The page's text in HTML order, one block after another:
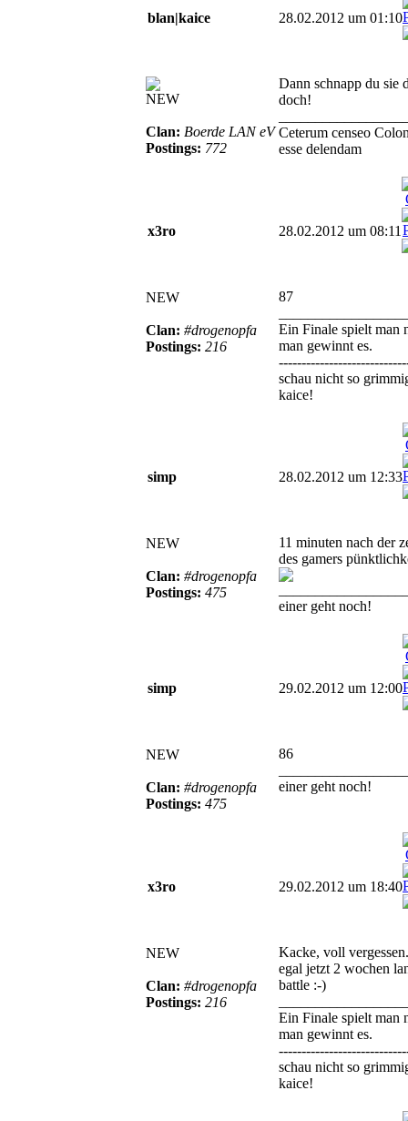
blan|kaice 28.02.2012 um 01:10
NEW
Clan: Boerde LAN eV
Postings: 772
Dann schnapp du sie
doch!
Ceterum censeo
esse delendam
x3ro 28.02.2012 um 08:11
NEW
Clan: #drogenopfa
Postings: 216
87
Ein Finale spielt man
man gewinnt es.
schau nicht so
kaice!
simp 28.02.2012 um 12:33
NEW
Clan: #drogenopfa
Postings: 475
11 minuten nach der
des gamers
einer geht noch!
simp 29.02.2012 um 12:00
NEW
Clan: #drogenopfa
Postings: 475
86
einer geht noch!
x3ro 29.02.2012 um 18:40
NEW
Clan: #drogenopfa
Postings: 216
Kacke, voll
egal jetzt 2 wochen
battle :-)
Ein Finale spielt man
man gewinnt es.
schau nicht so
kaice!